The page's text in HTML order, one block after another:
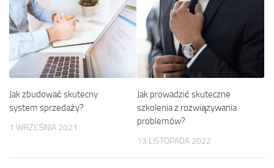
Jak zbudować skutecny
system sprzedaży?
1 WRZEŚNIA 2021
Jak prowadzić skuteczne
szkolenia z rozwiązywania
problemów?
13 LISTOPADA 2022